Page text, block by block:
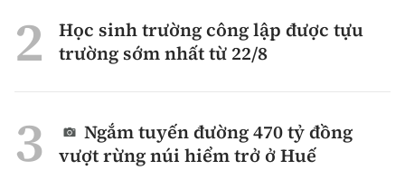
Học sinh trường công lập được tựu
trường sớm nhất từ 22/8
Ngắm tuyến đường 470 tỷ đồng
vượt rừng núi hiểm trở ở Huế